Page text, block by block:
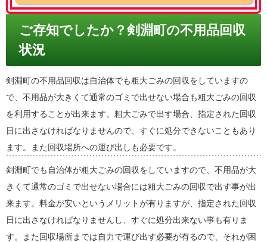
ご存知でしたか？剣淵町の不用品回収
状況
剣淵町の不用品回収は自治体でも粗大ごみの回収をしていますの
で、不用品が大きくて通常のゴミで出せない場合も粗大ごみの回収
を利用することが出来ます。粗大ごみで出す場合、指定された回収
日に出さなければなりませんので、すぐに処分できないこともあり
ます。また回収場所への運び出しも必要です。
剣淵町でも自治体が粗大ごみの回収をしていますので、不用品が大
きくて通常のゴミで出せない場合には粗大ごみの回収で出す事が出
来ます。料金が安いというメリットが有りますが、指定された回収
日に出さなければなりませんし、すぐに処分出来ない事も有りま
す。また回収場所までは自力で運び出す必要が有るので、それが困